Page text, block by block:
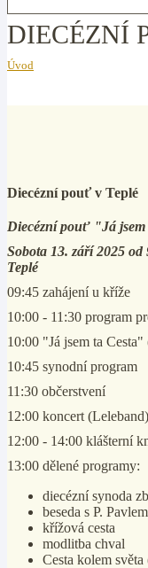
DIECÉZNÍ
Úvod
Diecézní pouť v Teplé
Diecézní pouť "Já
Sobota 13. září 2025
Teplé
09:45 zahájení u kříže
10:00 - 11:30 program
10:00 "Já jsem ta Cesta"
10:45 synodní program
11:30 občerstvení
12:00 koncert (Leleband)
12:00 - 14:00 klášterní
13:00 dělené programy:
diecézní synoda
beseda s P.
křížová cesta
modlitba chval
Cesta kolem